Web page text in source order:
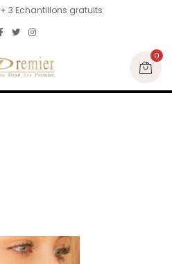
3 Echantillons gratuits
0